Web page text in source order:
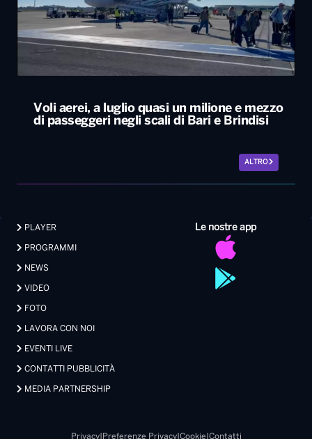
Voli aerei, a luglio quasi un milione e mezzo
di passeggeri negli scali di Bari e Brindisi
ALTRO
Le nostre app
PLAYER
PROGRAMMI
NEWS
VIDEO
FOTO
LAVORA CON NOI
EVENTI LIVE
CONTATTI PUBBLICITÀ
MEDIA PARTNERSHIP
Privacy| Preferenze Privacy| Cookie Contatti